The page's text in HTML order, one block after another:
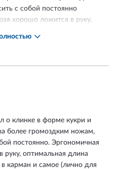
с собой постоянно
хорошо ложится в руку,
самый непальский кукри,
о клинке в форме кукри и
более громоздким ножам,
постоянно. Эргономичная
руку, оптимальная длина
карман и самое (лично для